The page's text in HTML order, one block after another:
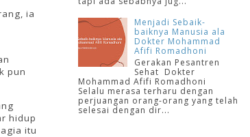
ia
pun
hidup
itu
Menjadi Sebaik-
baiknya Manusia ala
Dokter Mohammad
Afifi Romadhoni
Gerakan Pesantren
Sehat Dokter
Mohammad Afifi Romadhoni
Selalu merasa terharu dengan
perjuangan orang-orang yang telah
selesai dengan dir...